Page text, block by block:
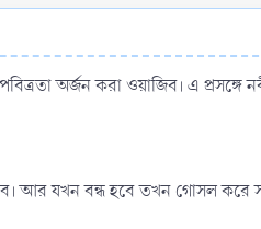
অর্জন করা ওয়াজিব। এ প্রসঙ্গে
আর যখন বন্ধ হবে তখন গোসল করে